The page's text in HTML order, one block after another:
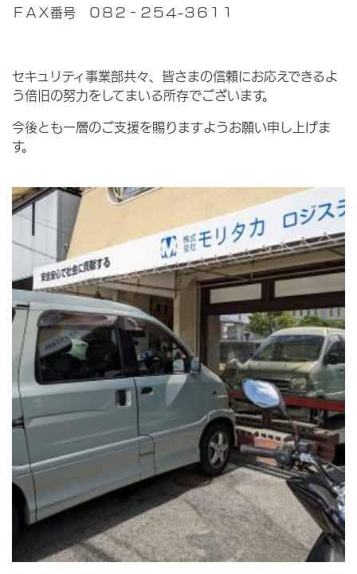
ＦＡＸ番号 ０８２‐２５４-３６１１
セキュリティ事業部共々、皆さまの信頼にお応えできるよ
う倍旧の努力をしてまいる所存でございます。
今後とも一層のご支援を賜りますようお願い申し上げま
す。